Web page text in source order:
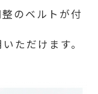
のベルトが付
ただけます。